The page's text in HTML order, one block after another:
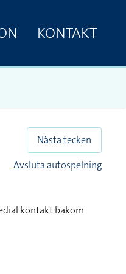
KONTAKT
Nästa tecken
Avsluta autospelning
kontakt bakom